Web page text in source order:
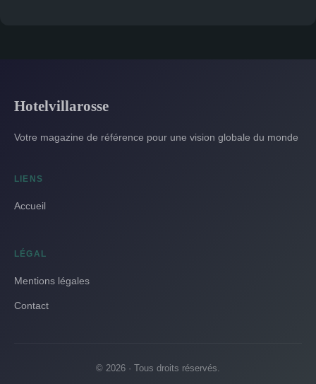
Hotelvillarosse
Votre magazine de référence pour une vision globale du monde
LIENS
Accueil
LÉGAL
Mentions légales
Contact
© 2026 · Tous droits réservés.